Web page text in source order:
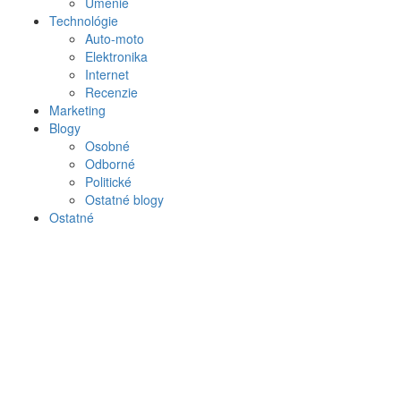
Technológie
Auto-moto
Elektronika
Internet
Recenzie
Marketing
Blogy
Osobné
Odborné
Politické
Ostatné blogy
Ostatné